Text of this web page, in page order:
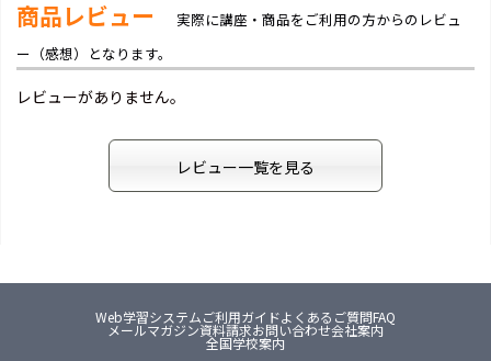
商品レビュー
実際に講座・商品をご利用の方からのレビュ
ー（感想）となります。
レビューがありません。
レビュー一覧を見る
Web学習システムご利用ガイドよくあるご質問FAQ
メールマガジン資料請求お問い合わせ会社案内
全国学校案内